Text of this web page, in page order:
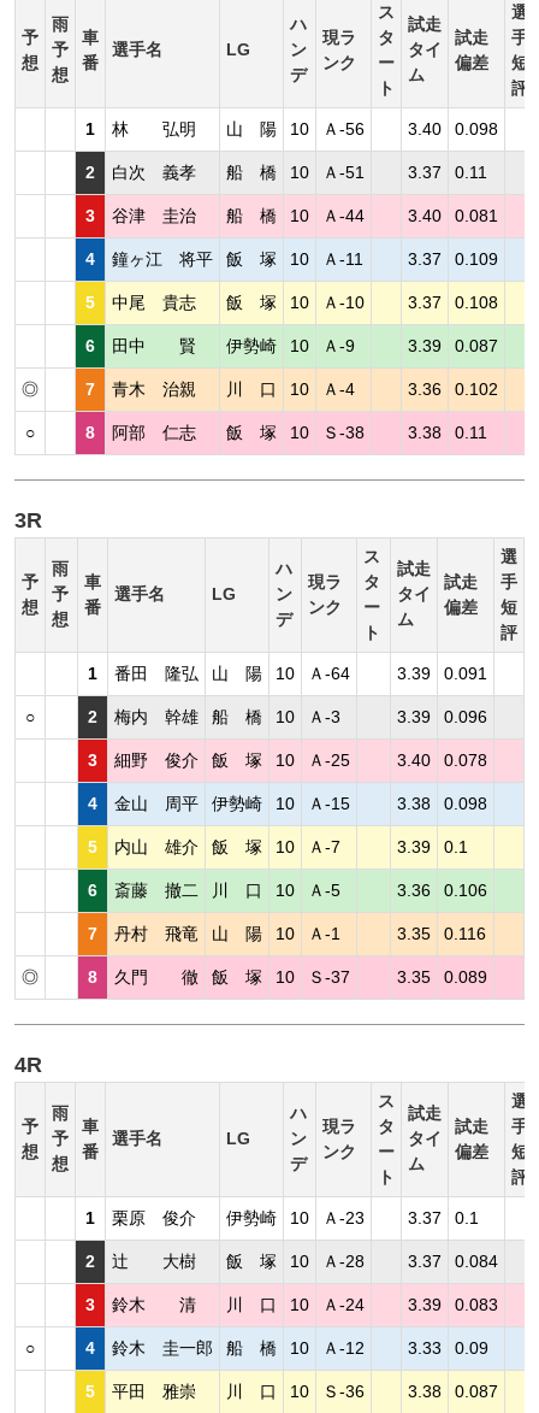
予
想
雨
予
想
車
番
選手名 LG
ハ
ン
デ
現ラ
ンク
ス
タ
ー
ト
試走
タイ
ム
試走
偏差
選
手
短
評
1 林 弘明 山 陽 10 Ａ-56 3.40 0.098
2 白次 義孝 船 橋 10 Ａ-51 3.37 0.11
3 谷津 圭治 船 橋 10 Ａ-44 3.40 0.081
4 鐘ヶ江 将平 飯 塚 10 Ａ-11 3.37 0.109
5 中尾 貴志 飯 塚 10 Ａ-10 3.37 0.108
6 田中 賢 伊勢崎 10 Ａ-9 3.39 0.087
◎ 7 青木 治親 川 口 10 Ａ-4 3.36 0.102
○ 8 阿部 仁志 飯 塚 10 Ｓ-38 3.38 0.11
3R
予
想
雨
予
想
車
番
選手名 LG
ハ
ン
デ
現ラ
ンク
ス
タ
ー
ト
試走
タイ
ム
試走
偏差
選
手
短
評
1 番田 隆弘 山 陽 10 Ａ-64 3.39 0.091
○ 2 梅内 幹雄 船 橋 10 Ａ-3 3.39 0.096
3 細野 俊介 飯 塚 10 Ａ-25 3.40 0.078
4 金山 周平 伊勢崎 10 Ａ-15 3.38 0.098
5 内山 雄介 飯 塚 10 Ａ-7 3.39 0.1
6 斎藤 撤二 川 口 10 Ａ-5 3.36 0.106
7 丹村 飛竜 山 陽 10 Ａ-1 3.35 0.116
◎ 8 久門 徹 飯 塚 10 Ｓ-37 3.35 0.089
4R
予
想
雨
予
想
車
番
選手名 LG
ハ
ン
デ
現ラ
ンク
ス
タ
ー
ト
試走
タイ
ム
試走
偏差
選
手
短
評
1 栗原 俊介 伊勢崎 10 Ａ-23 3.37 0.1
2 辻 大樹 飯 塚 10 Ａ-28 3.37 0.084
3 鈴木 清 川 口 10 Ａ-24 3.39 0.083
○ 4 鈴木 圭一郎 船 橋 10 Ａ-12 3.33 0.09
5 平田 雅崇 川 口 10 Ｓ-36 3.38 0.087